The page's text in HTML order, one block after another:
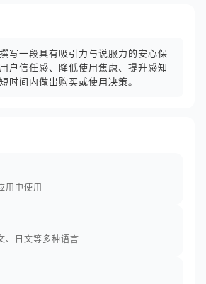
写一段具有吸引力与说服力的安心保
户信任感、降低使用焦虑、提升感知
时间内做出购买或使用决策。
用中使用
、日文等多种语言